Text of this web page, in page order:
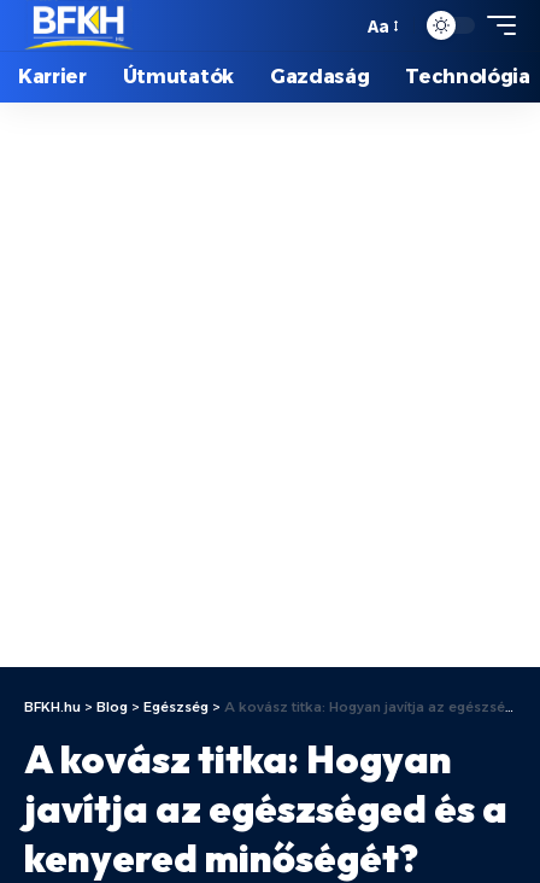
Aa
Karrier Útmutatók Gazdaság Technológia
BFKH.hu > Blog > Egészség > A kovász titka: Hogyan javítja az egészséged és a kenyered minőségét?
A kovász titka: Hogyan
javítja az egészséged és a
kenyered minőségét?